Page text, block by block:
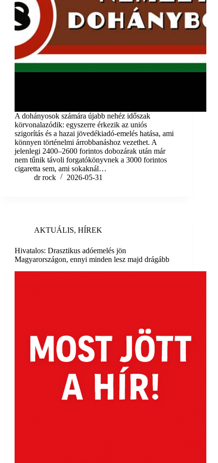
A dohányosok számára újabb nehéz időszak
körvonalazódik: egyszerre érkezik az uniós
szigorítás és a hazai jövedékiadó-emelés hatása, ami
könnyen történelmi árrobbanáshoz vezethet. A
jelenlegi 2400–2600 forintos dobozárak után már
nem tűnik távoli forgatókönyvnek a 3000 forintos
cigaretta sem, ami sokaknál…
dr rock
2026-05-31
AKTUÁLIS, HÍREK
Hivatalos: Drasztikus adóemelés jön
Magyarországon, ennyi minden lesz majd drágább